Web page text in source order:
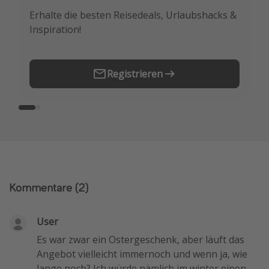
Erhalte die besten Reisedeals, Urlaubshacks &
Inspiration!
Registrieren
Buche die besten Reiseschnäppchen als
Erstes.
Kommentare (2)
User
Es war zwar ein Ostergeschenk, aber läuft das
Angebot vielleicht immernoch und wenn ja, wie